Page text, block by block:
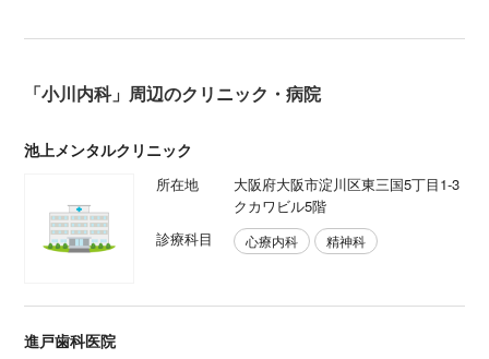
「小川内科」周辺のクリニック・病院
池上メンタルクリニック
所在地
大阪府大阪市淀川区東三国5丁目1-3
クカワビル5階
診療科目
心療内科 精神科
進戸歯科医院